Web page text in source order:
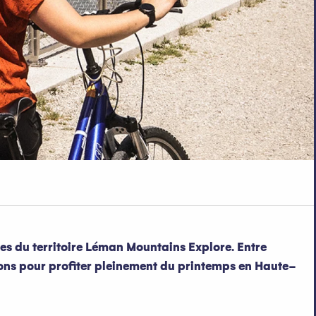
du territoire Léman Mountains Explore. Entre
pour profiter pleinement du printemps en Haute-